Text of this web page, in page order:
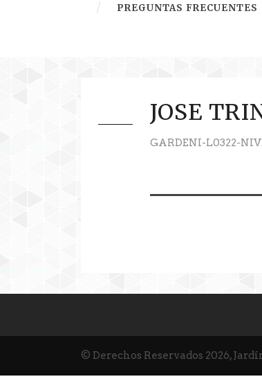
PREGUNTAS FRECUENTES
JOSE
GARDENI-L0322-
© Derechos Reservados 2026,